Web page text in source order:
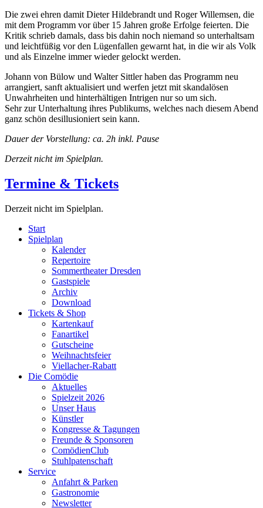
Die zwei ehren damit Dieter Hildebrandt und Roger Willemsen, die
mit dem Programm vor über 15 Jahren große Erfolge feierten. Die
Kritik schrieb damals, dass bis dahin noch niemand so unterhaltsam
und leichtfüßig vor den Lügenfallen gewarnt hat, in die wir als Volk
und als Einzelne immer wieder gelockt werden.
Johann von Bülow und Walter Sittler haben das Programm neu
arrangiert, sanft aktualisiert und werfen jetzt mit skandalösen
Unwahrheiten und hinterhältigen Intrigen nur so um sich.
Sehr zur Unterhaltung ihres Publikums, welches nach diesem Abend
ganz schön desillusioniert sein kann.
Dauer der Vorstellung: ca. 2h inkl. Pause
Derzeit nicht im Spielplan.
Termine & Tickets
Derzeit nicht im Spielplan.
Start
Spielplan
Kalender
Repertoire
Sommertheater Dresden
Gastspiele
Archiv
Download
Tickets & Shop
Kartenkauf
Fanartikel
Gutscheine
Weihnachtsfeier
Viellacher-Rabatt
Die Comödie
Aktuelles
Spielzeit 2026
Unser Haus
Künstler
Kongresse & Tagungen
Freunde & Sponsoren
ComödienClub
Stuhlpatenschaft
Service
Anfahrt & Parken
Gastronomie
Newsletter